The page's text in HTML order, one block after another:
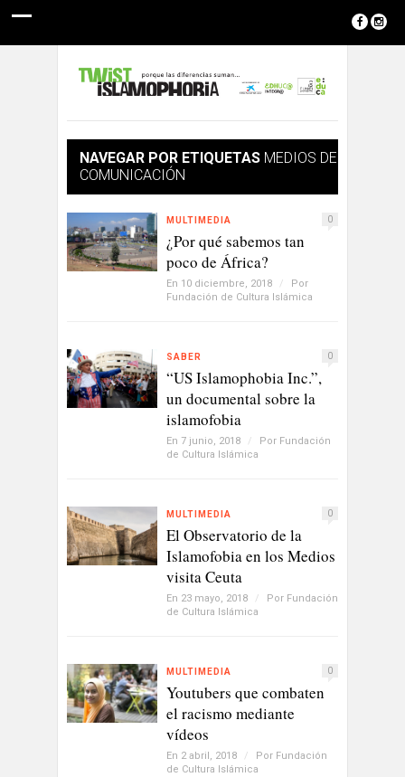
NAVEGAR POR ETIQUETAS MEDIOS DE
COMUNICACIÓN
MULTIMEDIA 0
¿Por qué sabemos tan
poco de África?
En 10 diciembre, 2018 /
Por
Fundación de Cultura Islámica
SABER 0
“US Islamophobia Inc.”,
un documental sobre la
islamofobia
En 7 junio, 2018 / Por Fundación
de Cultura Islámica
MULTIMEDIA 0
El Observatorio de la
Islamofobia en los Medios
visita Ceuta
En 23 mayo, 2018 / Por Fundación
de Cultura Islámica
MULTIMEDIA 0
Youtubers que combaten
el racismo mediante
vídeos
En 2 abril, 2018 / Por Fundación
de Cultura Islámica